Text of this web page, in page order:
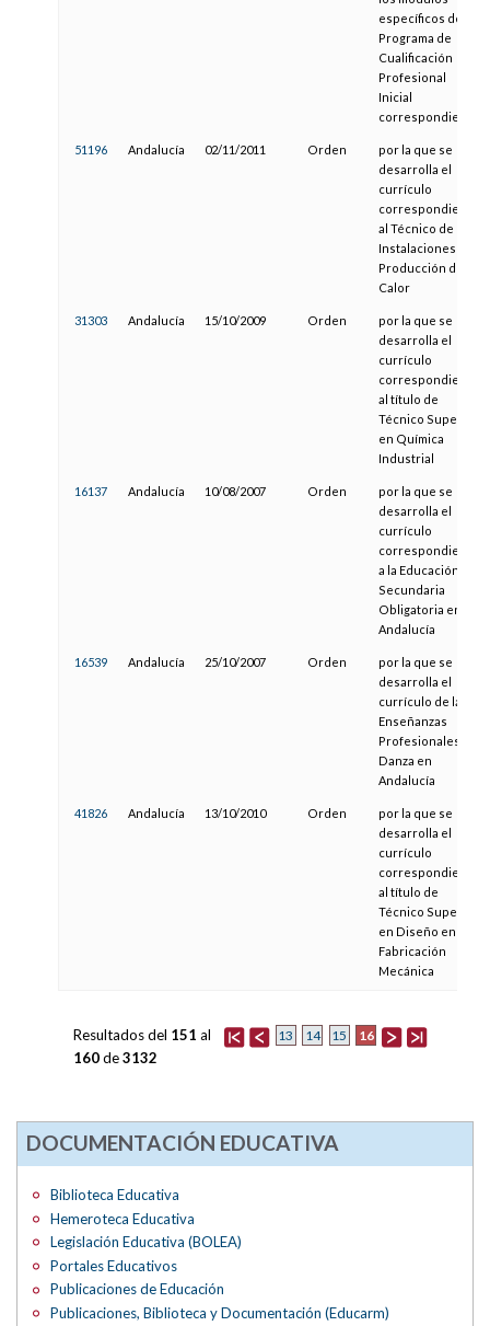
específicos del
Programa de
Cualificación
Profesional
Inicial
correspondiente
51196 Andalucía 02/11/2011 Orden
por la que se
desarrolla el
currículo
correspondiente
al Técnico de
Instalaciones de
Producción de
Calor
31303 Andalucía 15/10/2009 Orden
por la que se
desarrolla el
currículo
correspondiente
al título de
Técnico Superior
en Química
Industrial
16137 Andalucía 10/08/2007 Orden
por la que se
desarrolla el
currículo
correspondiente
a la Educación
Secundaria
Obligatoria en
Andalucía
16539 Andalucía 25/10/2007 Orden
por la que se
desarrolla el
currículo de las
Enseñanzas
Profesionales de
Danza en
Andalucía
41826 Andalucía 13/10/2010 Orden
por la que se
desarrolla el
currículo
correspondiente
al título de
Técnico Superior
en Diseño en
Fabricación
Mecánica
13 14 15 16
Resultados del 151 al
160de3132
DOCUMENTACIÓN EDUCATIVA
Biblioteca Educativa
Hemeroteca Educativa
Legislación Educativa (BOLEA)
Portales Educativos
Publicaciones de Educación
Publicaciones, Biblioteca y Documentación (Educarm)